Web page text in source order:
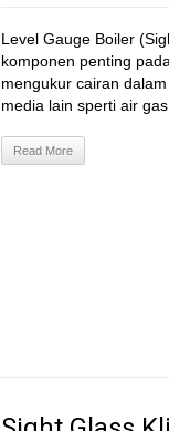
Level Gauge Boiler
komponen penting
mengukur cairan
media lain sperti air
Read More